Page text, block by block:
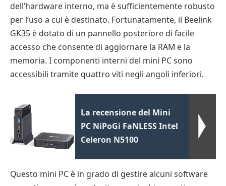
dell’hardware interno, ma è sufficientemente robusto
per l’uso a cui è destinato. Fortunatamente, il Beelink
GK35 è dotato di un pannello posteriore di facile
accesso che consente di aggiornare la RAM e la
memoria. I componenti interni del mini PC sono
accessibili tramite quattro viti negli angoli inferiori.
La recensione del Mini
PC NiPoGi FaNLESS Intel
Celeron N5100
Questo mini PC è in grado di gestire alcuni software